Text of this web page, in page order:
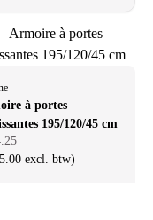
à portes
195/120/45 cm
excl. btw)